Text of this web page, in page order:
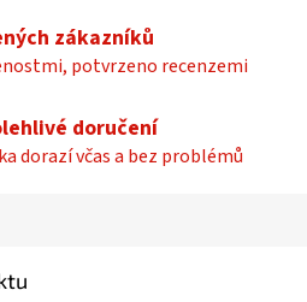
zákazníků
potvrzeno recenzemi
doručení
dorazí včas a bez problémů